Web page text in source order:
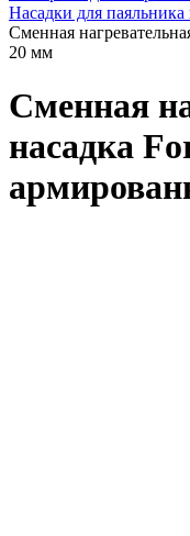
Насадки для
Сменная
20 мм
Сменная
насадка